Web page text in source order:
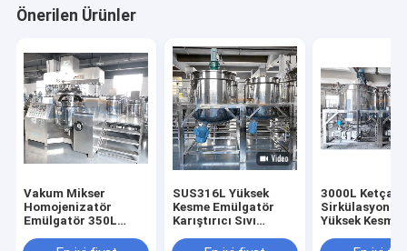
Önerilen Ürünler
Vakum Mikser
Homojenizatör
Emülgatör 350L
Krem Karıştırma
SUS316L Yüksek
Kesme Emülgatör
Karıştırıcı Sıvı
Homojenizatörlü
3000L Ketçap
Sirkülasyon
Yüksek
Yapımı